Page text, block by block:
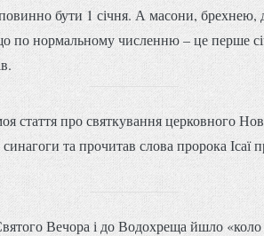
бути 1 січня. А масони, брехнею,
нормальному численню – це перше
стаття про святкування церковного
та прочитав слова пророка
Вечора і до Водохреща йшло «коло